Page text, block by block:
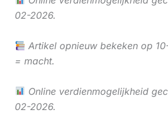
02-2026.
Artikel opnieuw bekeken op
= macht.
Online verdienmogelijkheid
02-2026.